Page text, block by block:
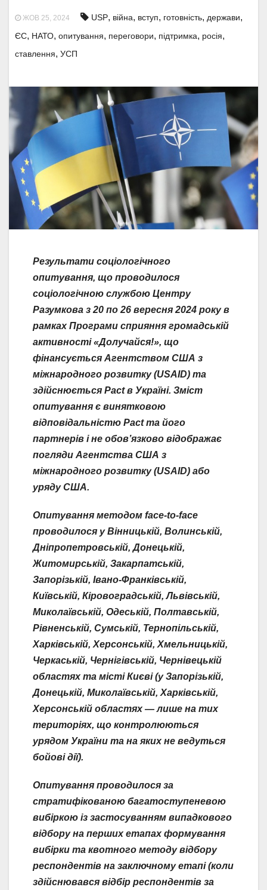
ЖОВ 25, 2024 USP, війна, вступ, готовність, держави,
ЄС, НАТО, опитування, переговори, підтримка, росія,
ставлення, УСП
Результати соціологічного
опитування, що проводилося
соціологічною службою Центру
Разумкова з 20 по 26 вересня 2024 року в
рамках Програми сприяння громадській
активності «Долучайся!», що
фінансується Агентством США з
міжнародного розвитку (USAID) та
здійснюється Pact в Україні. Зміст
опитування є винятковою
відповідальністю Pact та його
партнерів i не обов’язково відображає
погляди Агентства США з
міжнародного розвитку (USAID) або
уряду США.
Опитування методом face-to-face
проводилося у Вінницькій, Волинській,
Дніпропетровській, Донецькій,
Житомирській, Закарпатській,
Запорізькій, Івано-Франківській,
Київській, Кіровоградській, Львівській,
Миколаївській, Одеській, Полтавській,
Рівненській, Сумській, Тернопільській,
Харківській, Херсонській, Хмельницькій,
Черкаській, Чернігівській, Чернівецькій
областях та місті Києві (у Запорізькій,
Донецькій, Миколаївській, Харківській,
Херсонській областях — лише на тих
територіях, що контролюються
урядом України та на яких не ведуться
бойові дії).
Опитування проводилося за
стратифікованою багатоступеневою
вибіркою із застосуванням випадкового
відбору на перших етапах формування
вибірки та квотного методу відбору
респондентів на заключному етапі (коли
здійснювався відбір респондентів за